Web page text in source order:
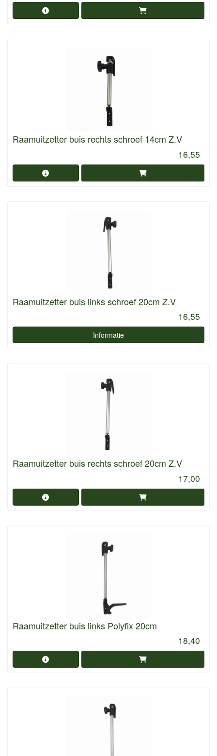
Raamuitzetter buis rechts schroef 14cm Z.V
16,55
Raamuitzetter buis links schroef 20cm Z.V
16,55
Informatie
Raamuitzetter buis rechts schroef 20cm Z.V
17,00
Raamuitzetter buis links Polyfix 20cm
18,40